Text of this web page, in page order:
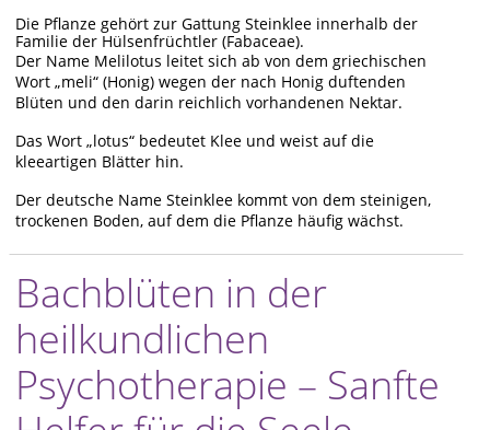
Die Pflanze gehört zur Gattung Steinklee innerhalb der
Familie der Hülsenfrüchtler (Fabaceae).
Der Name Melilotus leitet sich ab von dem griechischen
Wort „meli“ (Honig) wegen der nach Honig duftenden
Blüten und den darin reichlich vorhandenen Nektar.
Das Wort „lotus“ bedeutet Klee und weist auf die
kleeartigen Blätter hin.
Der deutsche Name Steinklee kommt von dem steinigen,
trockenen Boden, auf dem die Pflanze häufig wächst.
Bachblüten in der
heilkundlichen
Psychotherapie – Sanfte